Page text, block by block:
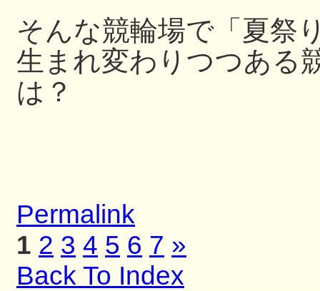
そんな競輪場で「夏祭
生まれ変わりつつある
は？
Permalink
1 2 3 4 5 6 7 »
Back To Index